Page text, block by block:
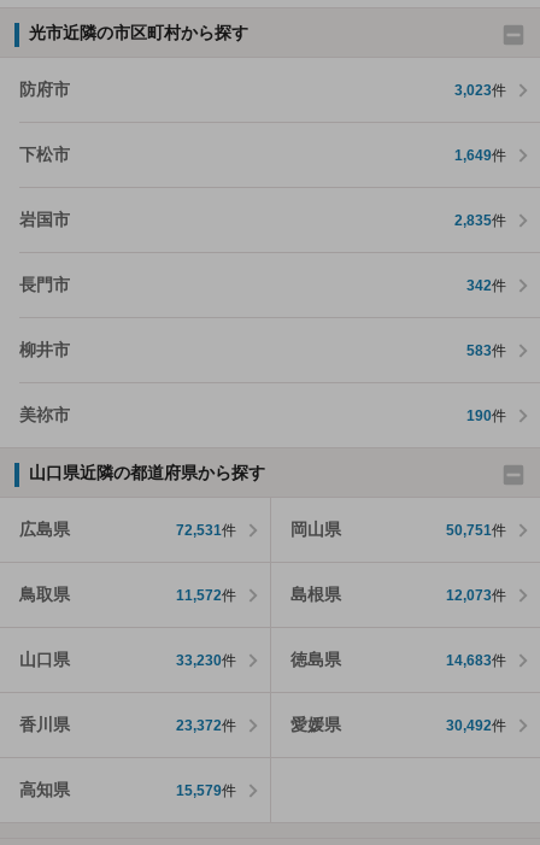
光市近隣の市区町村から探す
防府市 3,023件
下松市 1,649件
岩国市 2,835件
長門市 342件
柳井市 583件
美祢市 190件
山口県近隣の都道府県から探す
広島県 72,531件 岡山県 50,751件
鳥取県 11,572件 島根県 12,073件
山口県 33,230件 徳島県 14,683件
香川県 23,372件 愛媛県 30,492件
高知県 15,579件